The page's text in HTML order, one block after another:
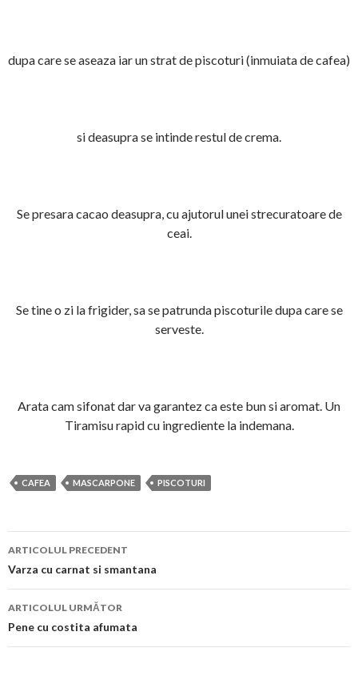
dupa care se aseaza iar un strat de piscoturi (inmuiata de cafea)
si deasupra se intinde restul de crema.
Se presara cacao deasupra, cu ajutorul unei strecuratoare de
ceai.
Se tine o zi la frigider, sa se patrunda piscoturile dupa care se
serveste.
Arata cam sifonat dar va garantez ca este bun si aromat. Un
Tiramisu rapid cu ingrediente la indemana.
CAFEA MASCARPONE PISCOTURI
Navigare
în
articol
ARTICOLUL PRECEDENT
Varza cu carnat si smantana
ARTICOLUL URMĂTOR
Pene cu costita afumata